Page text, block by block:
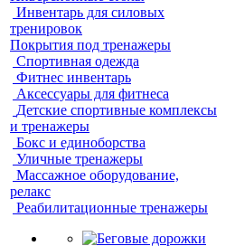
Инвентарь для силовых
тренировок
Покрытия под тренажеры
Спортивная одежда
Фитнес инвентарь
Аксессуары для фитнеса
Детские спортивные комплексы
и тренажеры
Бокс и единоборства
Уличные тренажеры
Массажное оборудование,
релакс
Реабилитационные тренажеры